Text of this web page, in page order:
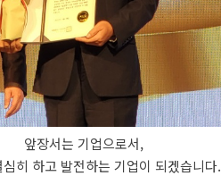
앞장서는 기업으로서,
히 하고 발전하는 기업이 되겠습니다.